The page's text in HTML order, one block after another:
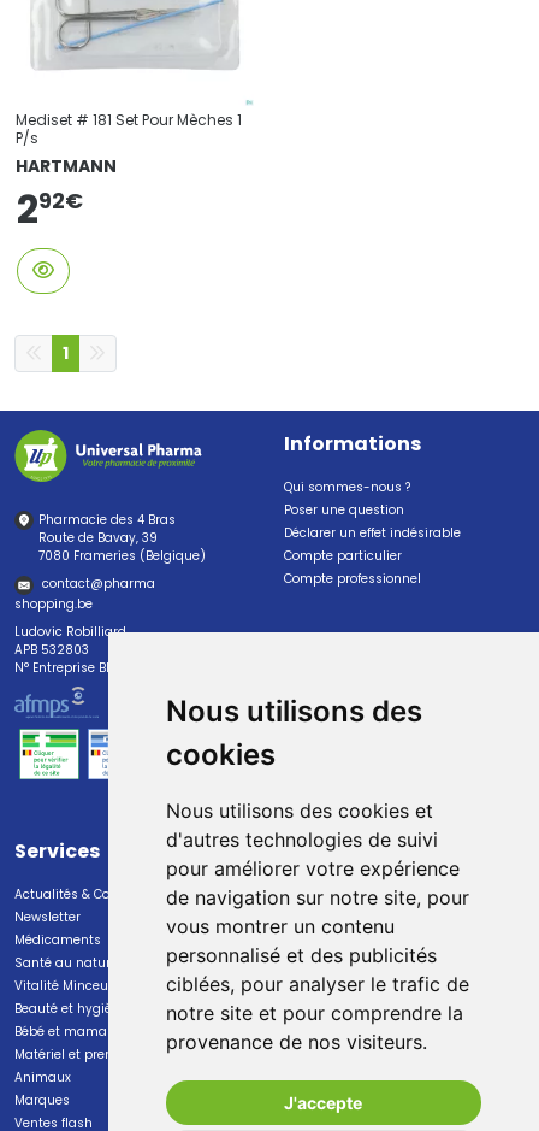
Nous utilisons des
cookies
Nous utilisons des cookies et
d'autres technologies de suivi
pour améliorer votre expérience
de navigation sur notre site, pour
vous montrer un contenu
personnalisé et des publicités
ciblées, pour analyser le trafic de
notre site et pour comprendre la
provenance de nos visiteurs.
J'accepte
Mediset # 181 Set Pour Mèches 1
P/s
HARTMANN
292€
1
Pharmacie des 4 Bras
Route de Bavay, 39
7080 Frameries (Belgique)
contact@pharma
shopping.be
Ludovic Robilliard
APB 532803
N° Entreprise BE0447.382.113
Informations
Qui sommes-nous ?
Poser une question
Déclarer un effet indésirable
Compte particulier
Compte professionnel
Services
Actualités & Conseils
Newsletter
Médicaments
Santé au naturel
Vitalité Minceur Nutrition
Beauté et hygiène
Bébé et maman
Matériel et premiers soins
Animaux
Marques
Ventes flash
Paiement
Paiement sécurisé
Livraison
Livraison dans un Point Relais